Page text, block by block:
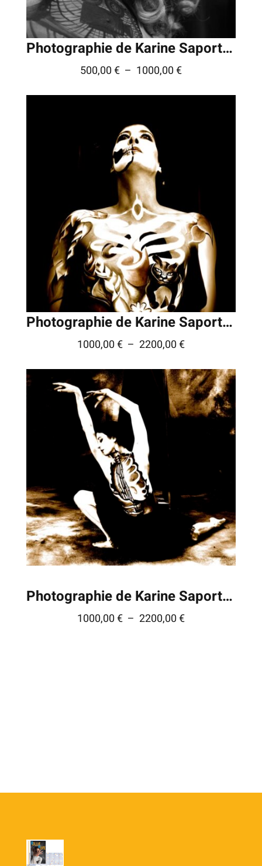
Photographie de Karine Saporta © – série « FIFF »
500,00€ – 1000,00€Plage
Photographie de Karine Saporta © – série « Rédemptions »
1000,00€ – 2200,00€Plage
prix :
1000,00 €
à
Photographie de Karine Saporta © – série « Rédemptions »
1000,00€ – 2200,00€Plage